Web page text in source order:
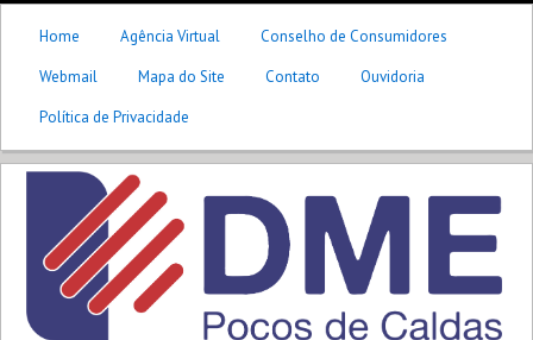
Home Agência Virtual
Conselho de Consumidores
Webmail
Mapa do Site Contato
Ouvidoria
Política de Privacidade